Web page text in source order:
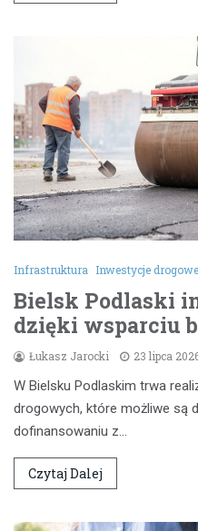
Infrastruktura Inwestycje drogowe
Bielsk Podlaski
dzięki wsparciu
Łukasz Jarocki 23 lipca
W Bielsku Podlaskim trwa
drogowych, które możliwe są
dofinansowaniu z…
Czytaj Dalej